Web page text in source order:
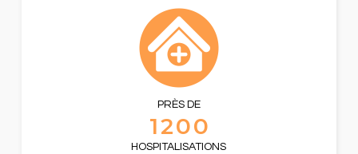
PRÈS DE
1200
HOSPITALISATIONS